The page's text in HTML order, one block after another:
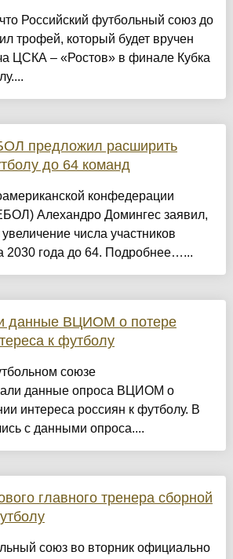
Российский футбольный союз до
трофей, который будет вручен
ЦСКА – «Ростов» в финале Кубка
предложил расширить
до 64 команд
конфедерации
Алехандро Домингес заявил,
числа участников
2030 года до 64. Подробнее…...
данные ВЦИОМ о потере
к футболу
союзе
данные опроса ВЦИОМ о
интереса россиян к футболу. В
с данными опроса....
главного тренера сборной
союз во вторник официально